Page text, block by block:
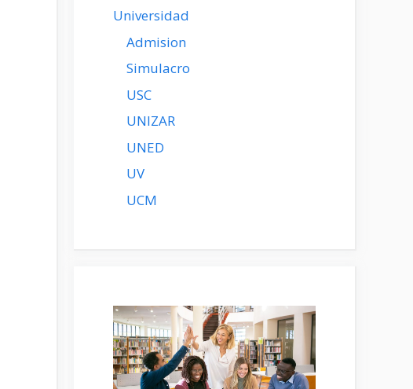
Universidad
Admision
Simulacro
USC
UNIZAR
UNED
UV
UCM